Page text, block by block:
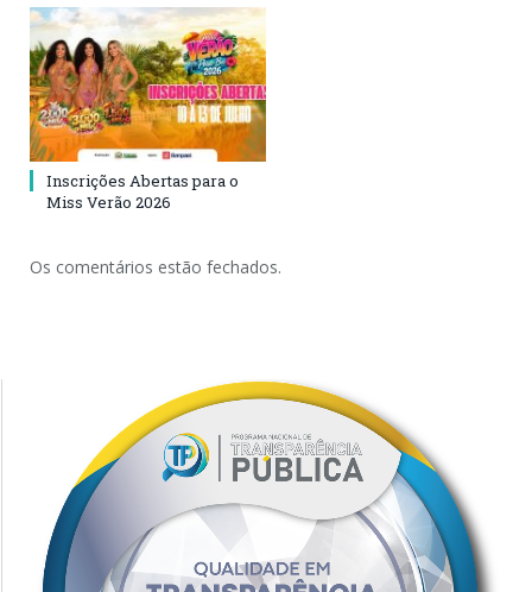
Inscrições Abertas para o
Miss Verão 2026
Os comentários estão fechados.